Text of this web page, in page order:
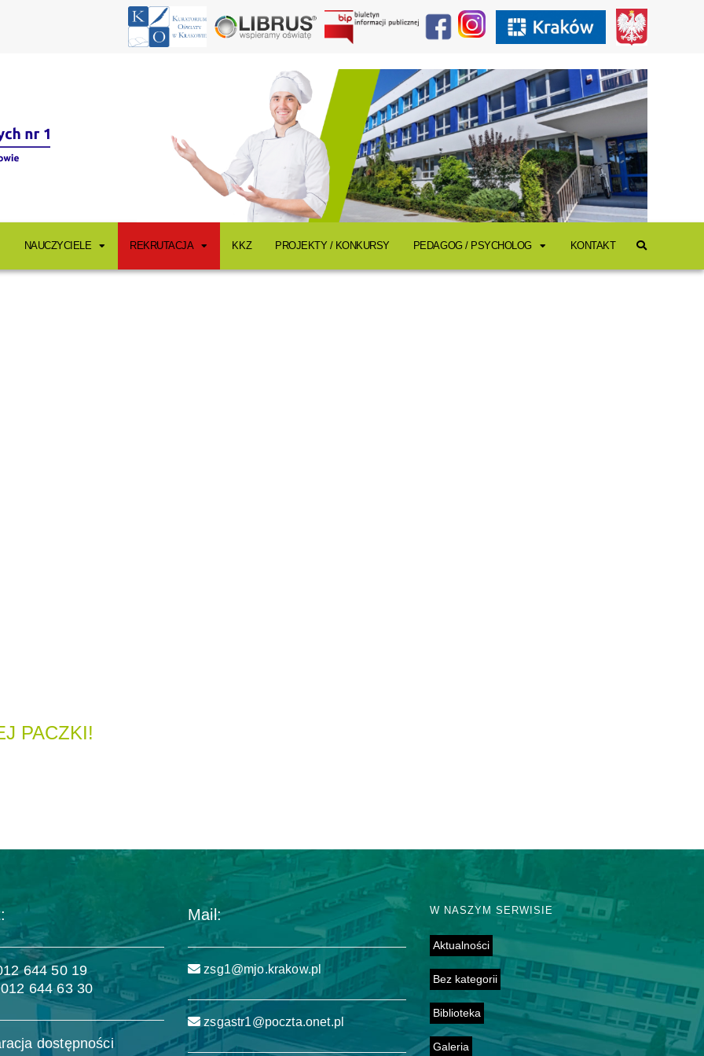
NAUCZYCIELE REKRUTACJA KKZ PROJEKTY / KONKURSY PEDAGOG / PSYCHOLOG KONTAKT
PACZKI!
644 50 19
644 63 30
dostępności
Mail:
zsg1@mjo.krakow.pl
zsgastr1@poczta.onet.pl
W NASZYM SERWISIE
Aktualności
Bez kategorii
Biblioteka
Galeria